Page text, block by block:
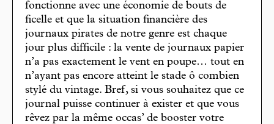
fonctionne avec une économie de bouts de
ficelle et que la situation financière des
journaux pirates de notre genre est chaque
jour plus difficile : la vente de journaux papier
n’a pas exactement le vent en poupe… tout en
n’ayant pas encore atteint le stade ô combien
stylé du vintage. Bref, si vous souhaitez que ce
journal puisse continuer à exister et que vous
rêvez par la même occas’ de booster votre